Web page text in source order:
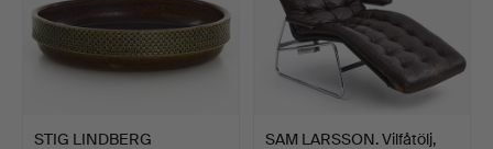
STIG LINDBERG
SAM LARSSON. Vilfåtölj,